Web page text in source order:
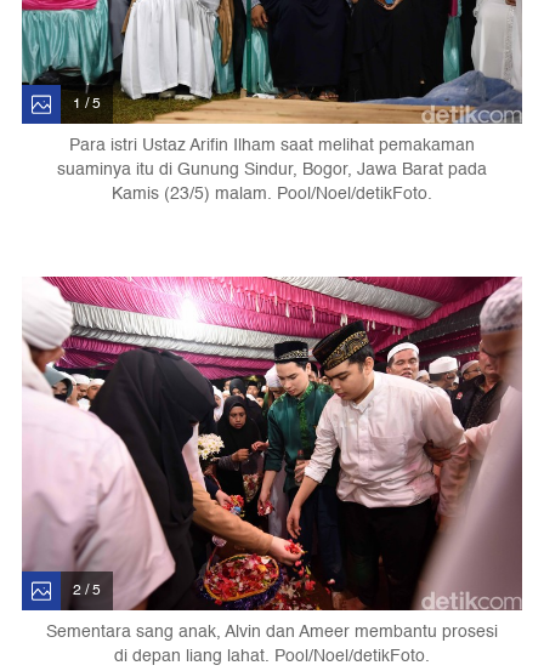
1 / 5
Para istri Ustaz Arifin Ilham saat melihat pemakaman
suaminya itu di Gunung Sindur, Bogor, Jawa Barat pada
Kamis (23/5) malam. Pool/Noel/detikFoto.
2 / 5
Sementara sang anak, Alvin dan Ameer membantu prosesi
di depan liang lahat. Pool/Noel/detikFoto.